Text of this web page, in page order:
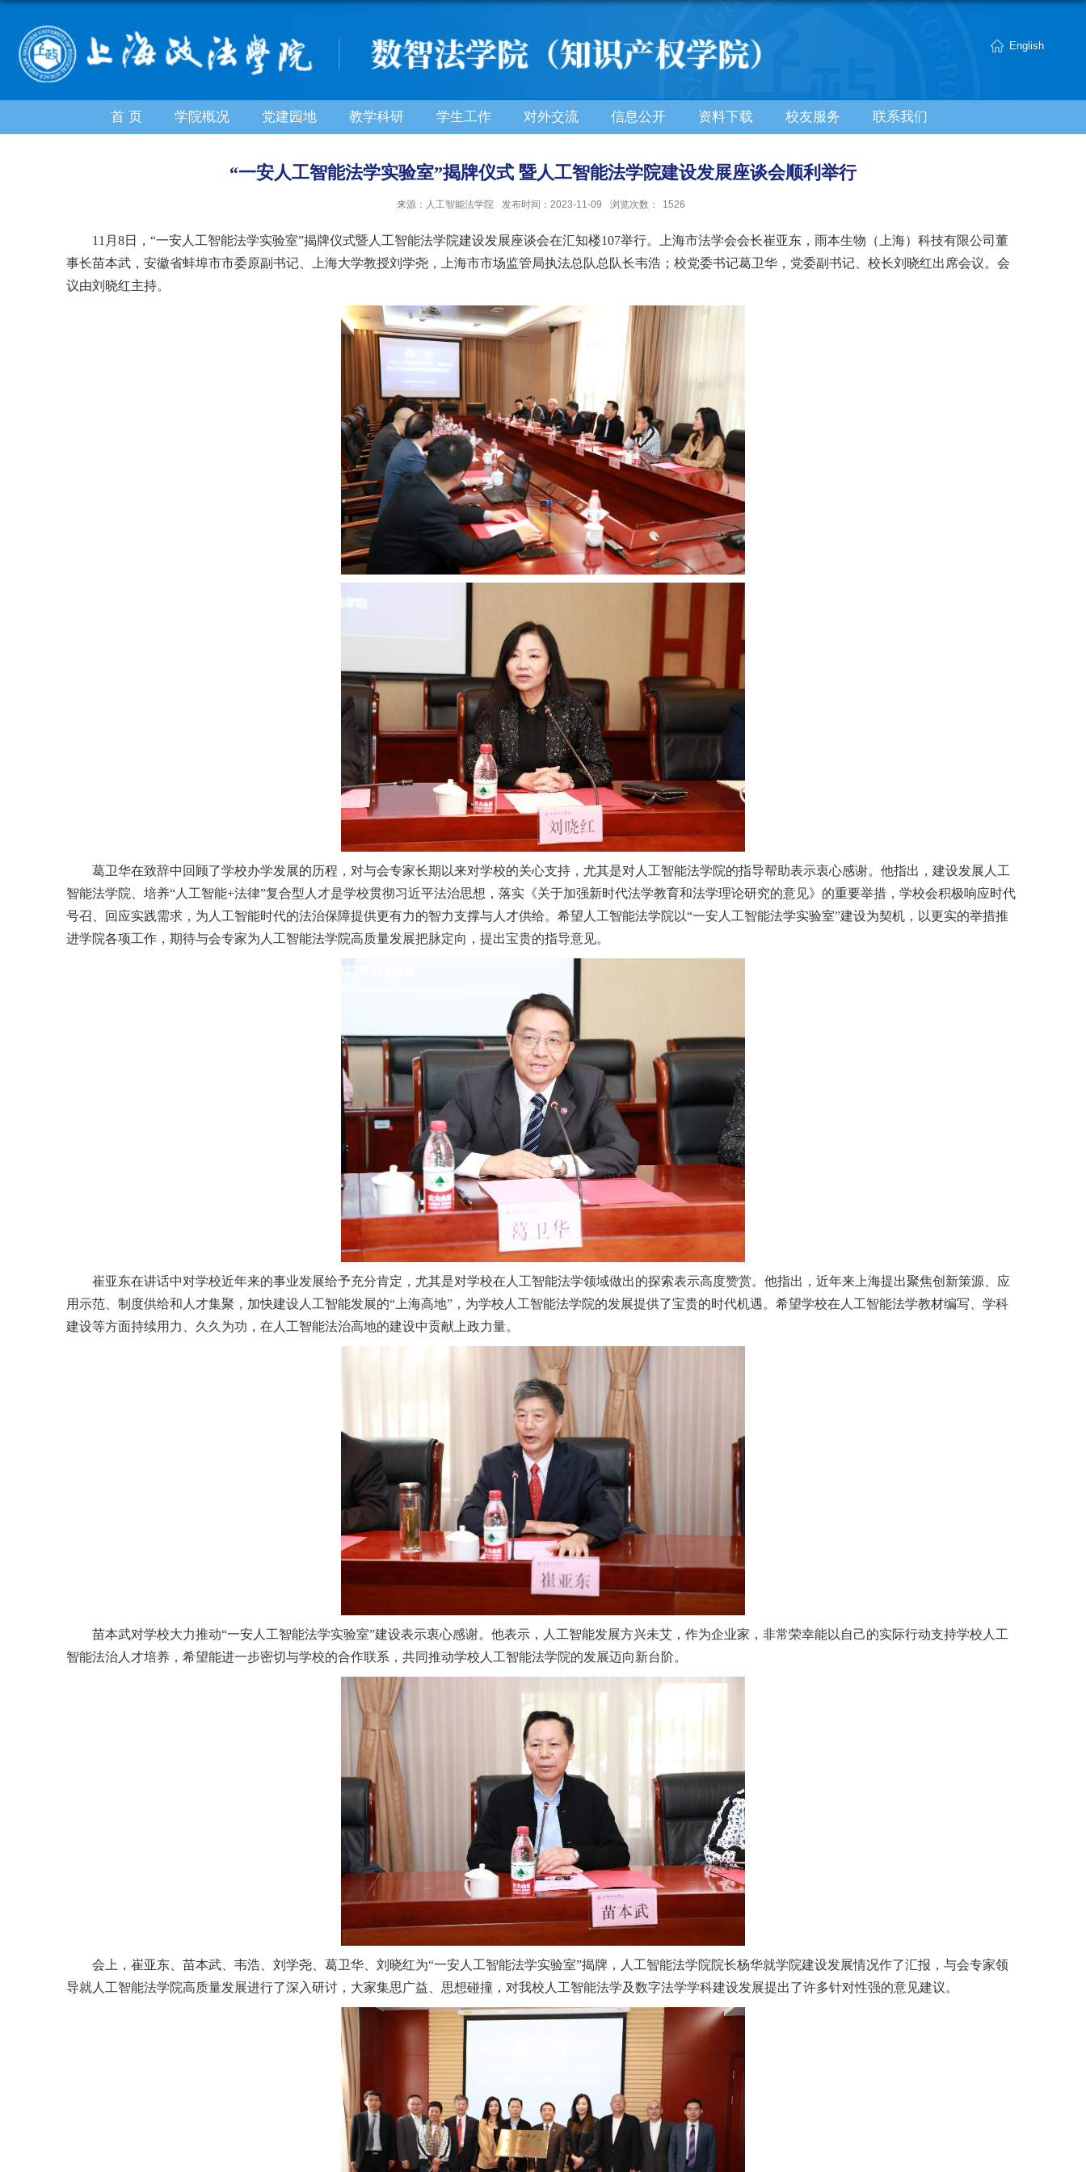
English
首 页 学院概况 党建园地 教学科研 学生工作 对外交流 信息公开 资料下载 校友服务 联系我们
“一安人工智能法学实验室”揭牌仪式 暨人工智能法学院建设发展座谈会顺利举行
来源：人工智能法学院 发布时间：2023-11-09 浏览次数： 1526
11月8日，“一安人工智能法学实验室”揭牌仪式暨人工智能法学院建设发展座谈会在汇知楼107举行。上海市法学会会长崔亚东，雨本生物（上海）科技有限公司董
事长苗本武，安徽省蚌埠市市委原副书记、上海大学教授刘学尧，上海市市场监管局执法总队总队长韦浩；校党委书记葛卫华，党委副书记、校长刘晓红出席会议。会
议由刘晓红主持。
葛卫华在致辞中回顾了学校办学发展的历程，对与会专家长期以来对学校的关心支持，尤其是对人工智能法学院的指导帮助表示衷心感谢。他指出，建设发展人工
智能法学院、培养“人工智能+法律”复合型人才是学校贯彻习近平法治思想，落实《关于加强新时代法学教育和法学理论研究的意见》的重要举措，学校会积极响应时代
号召、回应实践需求，为人工智能时代的法治保障提供更有力的智力支撑与人才供给。希望人工智能法学院以“一安人工智能法学实验室”建设为契机，以更实的举措推
进学院各项工作，期待与会专家为人工智能法学院高质量发展把脉定向，提出宝贵的指导意见。
崔亚东在讲话中对学校近年来的事业发展给予充分肯定，尤其是对学校在人工智能法学领域做出的探索表示高度赞赏。他指出，近年来上海提出聚焦创新策源、应
用示范、制度供给和人才集聚，加快建设人工智能发展的“上海高地”，为学校人工智能法学院的发展提供了宝贵的时代机遇。希望学校在人工智能法学教材编写、学科
建设等方面持续用力、久久为功，在人工智能法治高地的建设中贡献上政力量。
苗本武对学校大力推动“一安人工智能法学实验室”建设表示衷心感谢。他表示，人工智能发展方兴未艾，作为企业家，非常荣幸能以自己的实际行动支持学校人工
智能法治人才培养，希望能进一步密切与学校的合作联系，共同推动学校人工智能法学院的发展迈向新台阶。
会上，崔亚东、苗本武、韦浩、刘学尧、葛卫华、刘晓红为“一安人工智能法学实验室”揭牌，人工智能法学院院长杨华就学院建设发展情况作了汇报，与会专家领
导就人工智能法学院高质量发展进行了深入研讨，大家集思广益、思想碰撞，对我校人工智能法学及数字法学学科建设发展提出了许多针对性强的意见建议。